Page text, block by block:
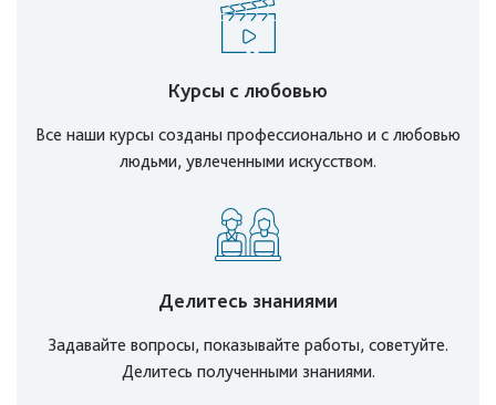
Курсы с любовью
Все наши курсы созданы профессионально и с любовью
людьми, увлеченными искусством.
Делитесь знаниями
Задавайте вопросы, показывайте работы, советуйте.
Делитесь полученными знаниями.